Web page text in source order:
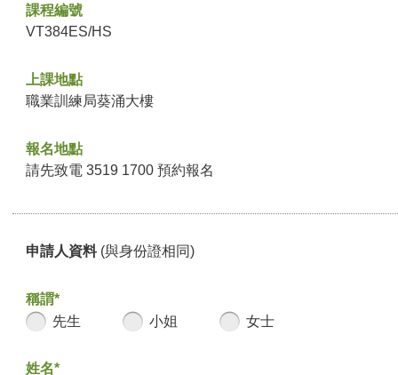
課程編號
VT384ES/HS
上課地點
職業訓練局葵涌大樓
報名地點
請先致電 3519 1700 預約報名
申請人資料 (與身份證相同)
稱謂*
先生
小姐 女士
姓名*